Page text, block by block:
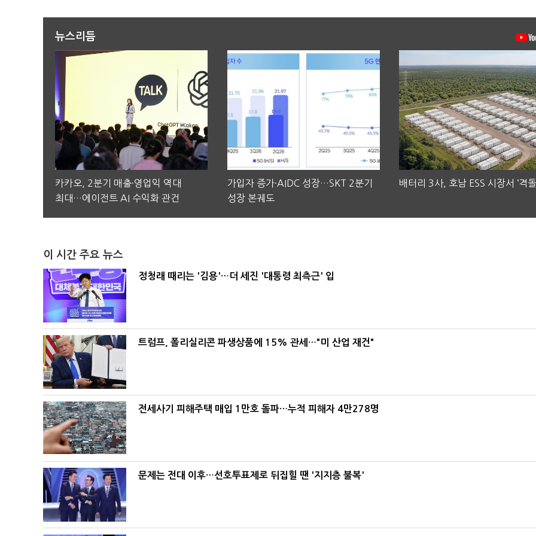
뉴스리듬
카카오, 2분기 매출·영업익 역대
최대…에이전트 AI 수익화 관건
가입자 증가·AIDC 성장…SKT 2분기
성장 본궤도
배터리 3사, 호남 ESS 시장서 ‘격돌
이 시간 주요 뉴스
정청래 때리는 '김용'…더 세진 '대통령 최측근' 입
트럼프, 폴리실리콘 파생상품에 15% 관세…"미 산업 재건"
전세사기 피해주택 매입 1만호 돌파…누적 피해자 4만278명
문제는 전대 이후…선호투표제로 뒤집힐 땐 '지지층 불복'